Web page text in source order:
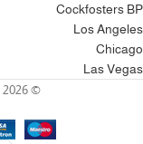
Cockfosters BP
Los Angeles
Chicago
Las Vegas
© 2026